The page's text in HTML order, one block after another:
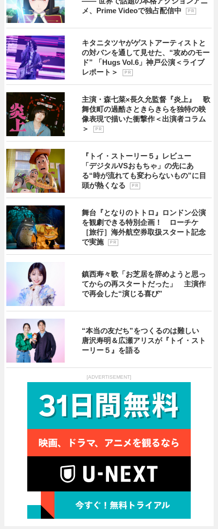
メ、Prime Videoで独占配信中
P R
キタニタツヤがゲストアーティストと
の対バンを通して見せた、“攻めのモー
ド” 「Hugs Vol.6」神戸公演＜ライブ
レポート＞
P R
主演・森七菜×長久允監督『炎上』 歌
舞伎町の過酷さときらきらを独特の映
像表現で描いた衝撃作＜出演者コラム
＞
P R
『トイ・ストーリー５』レビュー
「デジタルVSおもちゃ」の先にあ
る“時が流れても変わらないもの”に目
頭が熱くなる
P R
舞台『となりのトトロ』ロンドン公演
を観劇できる特別企画！ ローチケ
［旅行］海外航空券取扱スタート記念
で実施
P R
鎮西寿々歌「お芝居を辞めようと思っ
てからの再スタートだった」 主演作
で再会した“演じる喜び”
“本当の友だち”をつくるのは難しい
唐沢寿明＆広瀬アリスが『トイ・スト
ーリー５』を語る
[ADVERTISEMENT]